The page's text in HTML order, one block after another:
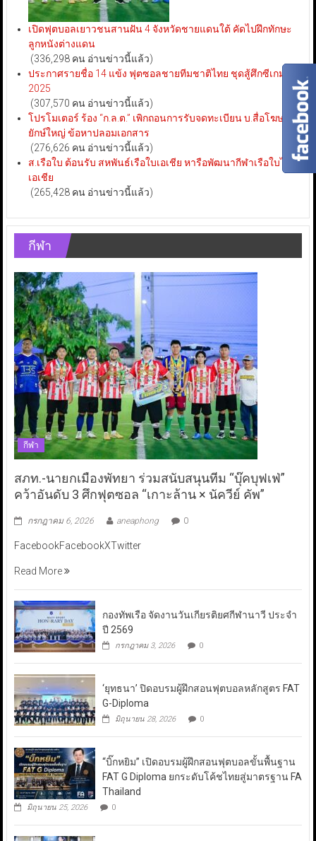
เปิดฟุตบอลเยาวชนสานฝัน 4 จังหวัดชายแดนใต้ คัดไปฝึกทักษะ
ลูกหนังต่างแดน
(336,298 คน อ่านข่าวนี้แล้ว)
ประกาศรายชื่อ 14 แข้ง ฟุตซอลชายทีมชาติไทย ชุดสู้ศึกซีเกมส์
2025
(307,570 คน อ่านข่าวนี้แล้ว)
โปรโมเตอร์ ร้อง “ก.ล.ต.” เพิกถอนการรับจดทะเบียน บ.สื่อโฆษณา
ยักษ์ใหญ่ ข้อหาปลอมเอกสาร
(276,626 คน อ่านข่าวนี้แล้ว)
ส.เรือใบ ต้อนรับ สหพันธ์เรือใบเอเชีย หารือพัฒนากีฬาเรือใบไทย-
เอเชีย
(265,428 คน อ่านข่าวนี้แล้ว)
กีฬา
กีฬา
สภท.-นายกเมืองพัทยา ร่วมสนับสนุนทีม “บุ๊คบุฟเฟ่”
คว้าอันดับ 3 ศึกฟุตซอล “เกาะล้าน × นัควีย์ คัพ”
กรกฎาคม 6, 2026 aneaphong 0
FacebookFacebookXTwitter
Read More
กองทัพเรือ จัดงานวันเกียรติยศกีฬานาวี ประจำ
ปี 2569
กรกฎาคม 3, 2026 0
‘ยุทธนา’ ปิดอบรมผู้ฝึกสอนฟุตบอลหลักสูตร FAT
G-Diploma
มิถุนายน 28, 2026 0
“บิ๊กหยิม” เปิดอบรมผู้ฝึกสอนฟุตบอลขั้นพื้นฐาน
FAT G Diploma ยกระดับโค้ชไทยสู่มาตรฐาน FA
Thailand
มิถุนายน 25, 2026 0